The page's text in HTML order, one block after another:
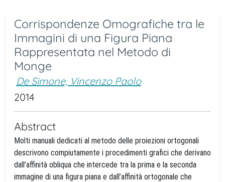
Corrispondenze Omografiche tra le
Immagini di una Figura Piana
Rappresentata nel Metodo di
Monge
De Simone, Vincenzo Paolo
2014
Abstract
Molti manuali dedicati al metodo delle proiezioni ortogonali
descrivono compiutamente i procedimenti grafici che derivano
dall’affinità obliqua che intercede tra la prima e la seconda
immagine di una figura piana e dall’affinità ortogonale che